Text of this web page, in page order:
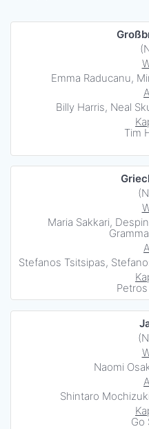
Emma Raducanu,
Billy Harris, Neal
Tim
Maria Sakkari,
Stefanos Tsitsipas,
Naomi
Shintaro
Go